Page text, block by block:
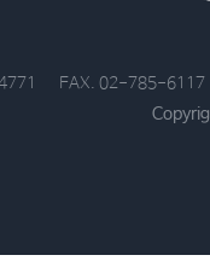
FAX. 02-785-6117